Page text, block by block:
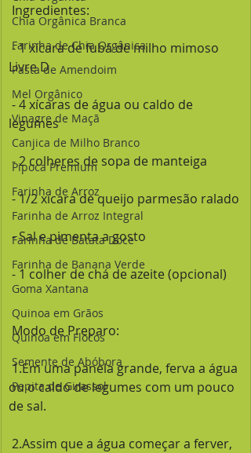
Chia Orgânica Branca
Farinha de Chia Orgânica
Pasta de Amendoim
Mel Orgânico
Vinagre de Maçã
Canjica de Milho Branco
Pipoca Premium
Farinha de Arroz
Farinha de Arroz Integral
Farinha de Batata Doce
Farinha de Banana Verde
Goma Xantana
Quinoa em Grãos
Quinoa em Flocos
Semente de Abóbora
Pepita de Girassol
Ingredientes:
Livre D
legumes
- 2 colheres de sopa de manteiga
- 1/2 xícara de queijo parmesão ralado
- Sal e pimenta a gosto
- 1 colher de chá de azeite (opcional)
Modo de Preparo:
ou o caldo de legumes com um pouco
de sal.